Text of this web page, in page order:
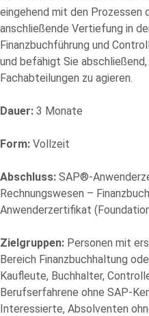
eingehend mit den Prozessen
anschließende Vertiefung in
Finanzbuchführung und
und befähigt Sie
Fachabteilungen zu agieren.
Dauer: 3 Monate
Form: Vollzeit
Abschluss: SAP®-
Rechnungswesen –
Anwenderzertifikat
Zielgruppen: Personen mit
Bereich Finanzbuchhaltung
Kaufleute, Buchhalter,
Berufserfahrene ohne SAP-
Interessierte, Absolventen
Bitte
füllen
Sie
alle
Pflichtfelder
leave
field
Die Datenschutzerklärung
stimme der elektronischen
Angaben sowie Daten für
Anfrage zu. Bitte beachten
E-Mail an info@comhard.de